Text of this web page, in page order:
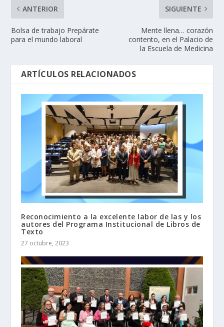
ANTERIOR
Bolsa de trabajo Prepárate
para el mundo laboral
SIGUIENTE
Mente llena… corazón
contento, en el Palacio de
la Escuela de Medicina
ARTÍCULOS RELACIONADOS
Reconocimiento a la excelente labor de las y los
autores del Programa Institucional de Libros de
Texto
27 octubre, 2023